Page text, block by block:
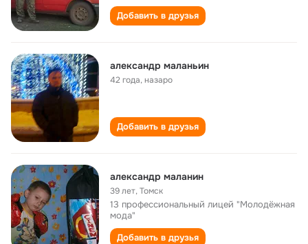
Добавить в друзья
александр маланьин
42 года,назаро
Добавить в друзья
александр маланин
39 лет,Томск
13 профессиональный лицей "Молодёжная
мода"
Добавить в друзья